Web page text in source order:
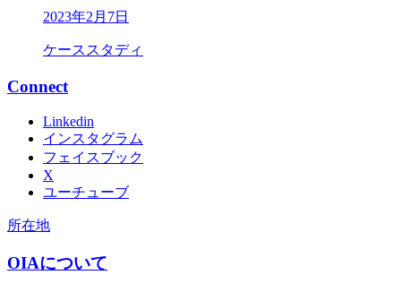
2023年2月7日
ケーススタディ
Connect
Linkedin
インスタグラム
フェイスブック
X
ユーチューブ
所在地
OIAについて